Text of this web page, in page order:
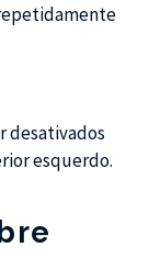
desativados
esquerdo.